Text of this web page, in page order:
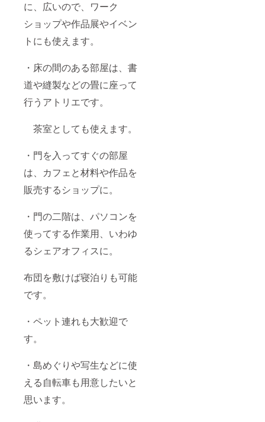
に、広いので、ワーク
ショップや作品展やイベン
トにも使えます。
・床の間のある部屋は、書
道や縫製などの畳に座って
行うアトリエです。
茶室としても使えます。
・門を入ってすぐの部屋
は、カフェと材料や作品を
販売するショップに。
・門の二階は、パソコンを
使ってする作業用、いわゆ
るシェアオフィスに。
布団を敷けば寝泊りも可能
です。
・ペット連れも大歓迎で
す。
・島めぐりや写生などに使
える自転車も用意したいと
思います。